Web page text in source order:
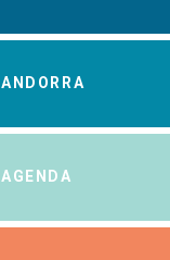
ANDORRA
AGENDA